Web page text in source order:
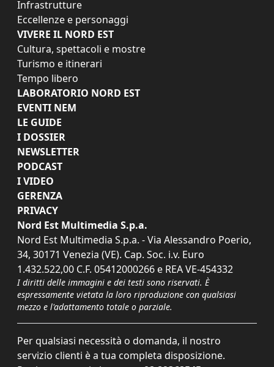
Infrastrutture
Eccellenze e personaggi
VIVERE IL NORD EST
Cultura, spettacoli e mostre
Turismo e itinerari
Tempo libero
LABORATORIO NORD EST
EVENTI NEM
LE GUIDE
I DOSSIER
NEWSLETTER
PODCAST
I VIDEO
GERENZA
PRIVACY
Nord Est Multimedia S.p.a.
Nord Est Multimedia S.p.a. - Via Alessandro Poerio,
34, 30171 Venezia (VE). Cap. Soc. i.v. Euro
1.432.522,00 C.F. 05412000266 e REA VE-454332
I diritti delle immagini e dei testi sono riservati. È
espressamente vietata la loro riproduzione con qualsiasi
mezzo e l'adattamento totale o parziale.
Per qualsiasi necessità o domanda, il nostro
servizio clienti è a tua completa disposizione.